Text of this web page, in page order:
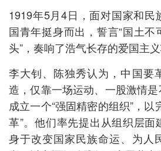
1919年5月4日，面对国家和民
国青年挺身而出，誓言“国土
头”，奏响了浩气长存的爱国主义
李大钊、陈独秀认为，中国要
造，仅靠一场运动、一股激情
成立一个“强固精密的组织”，以
革”。他们率先提出从组织层面
身于改变国家民族命运、为人